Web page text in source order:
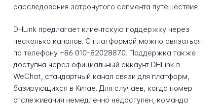
расследования затронутого сегмента путешествия.
DHLink предлагает клиентскую поддержку через
несколько каналов. С платформой можно связаться
по телефону +86 010-82028870. Поддержка также
доступна через официальный аккаунт DHLink в
WeChat, стандартный канал связи для платформ,
базирующихся в Китае. Для случаев, когда номер
отслеживания немедленно недоступен, команда